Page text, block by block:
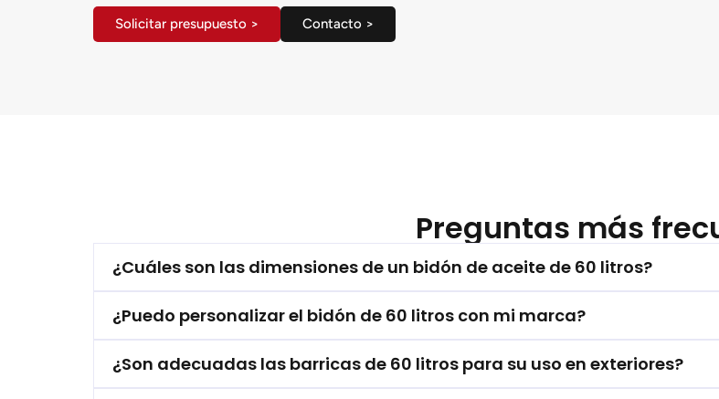
Solicitar presupuesto > Contacto >
Preguntas más
¿Cuáles son las dimensiones de un bidón de aceite de 60 litros?
¿Puedo personalizar el bidón de 60 litros con mi marca?
¿Son adecuadas las barricas de 60 litros para su uso en exteriores?